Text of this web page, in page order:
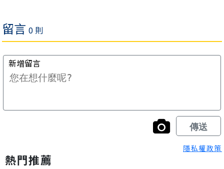
隱私權政策
熱門推薦